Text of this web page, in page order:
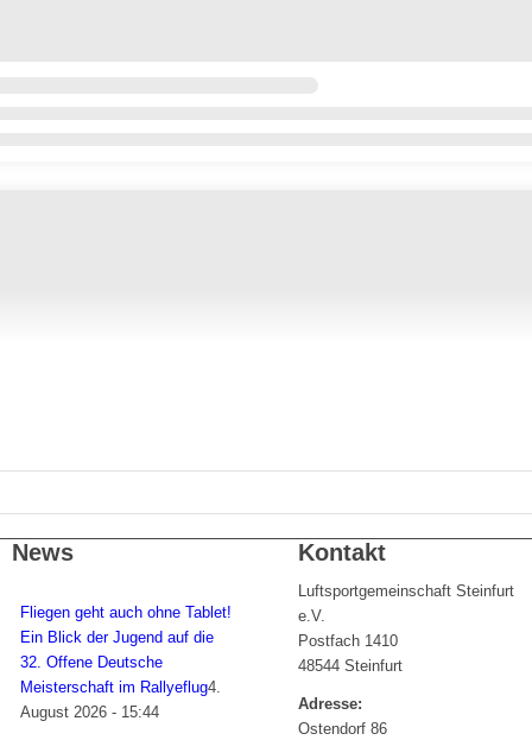
News
Fliegen geht auch ohne Tablet!
Ein Blick der Jugend auf die
32. Offene Deutsche
Meisterschaft im Rallyeflug4.
August 2026 - 15:44
Kontakt
Luftsportgemeinschaft Steinfurt
e.V.
Postfach 1410
48544 Steinfurt
Adresse:
Ostendorf 86